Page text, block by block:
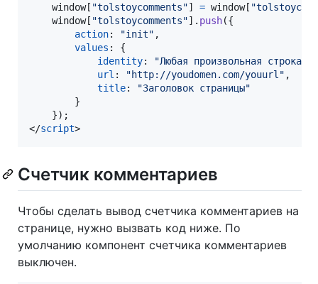
window[ "tolstoycomments"] = window[
window[ "tolstoycomments"] . push({
action: "init" ,
values : {
identity: "Любая произвольная строка"
url : "http://youdomen.com/youurl" ,
title:
"Заголовок страницы"
}
}) ;
</script>
Счетчик комментариев
Чтобы сделать вывод счетчика комментариев на
странице, нужно вызвать код ниже. По
умолчанию компонент счетчика комментариев
выключен.